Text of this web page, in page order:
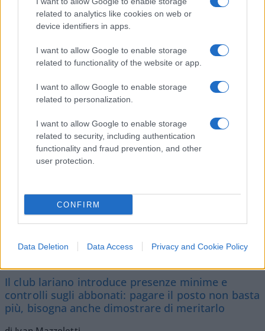
related to analytics like cookies on web or
device identifiers in apps.
I want to allow Google to enable storage
related to functionality of the website or app.
I want to allow Google to enable storage
related to personalization.
I want to allow Google to enable storage
related to security, including authentication
functionality and fraud prevention, and other
user protection.
CONFIRM
Data Deletion Data Access Privacy and Cookie Policy
32
Vignetta del 04/08/2026
Vai all'archivio delle vignette
Il Como e l’assurda pretesa di
controllare chi ha già pagato
Il club lariano introduce presenze minime e
controlli sugli abbonati: pagare il posto non basta
più, bisogna anche dimostrare di meritarlo